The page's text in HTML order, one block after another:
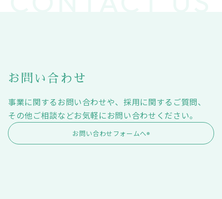
お問い合わせ
事業に関するお問い合わせや、採用に関するご質問、
その他ご相談などお気軽にお問い合わせください。
お問い合わせフォームへ